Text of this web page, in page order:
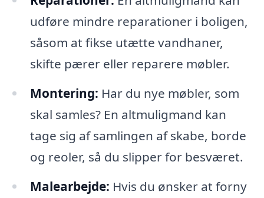
udføre mindre reparationer i boligen,
såsom at fikse utætte vandhaner,
skifte pærer eller reparere møbler.
Montering: Har du nye møbler, som
skal samles? En altmuligmand kan
tage sig af samlingen af skabe, borde
og reoler, så du slipper for besværet.
Malearbejde: Hvis du ønsker at forny